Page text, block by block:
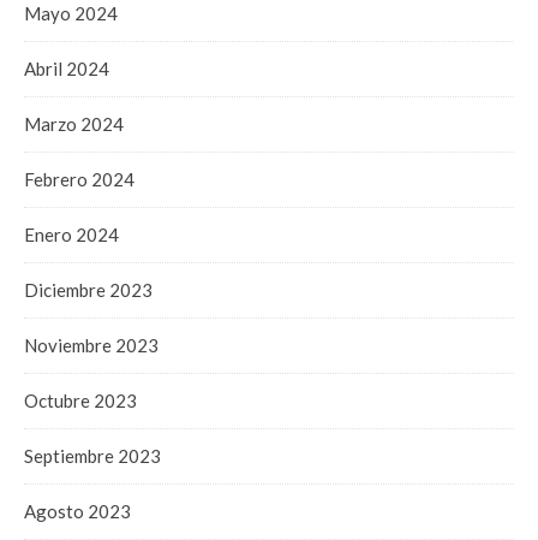
Mayo 2024
Abril 2024
Marzo 2024
Febrero 2024
Enero 2024
Diciembre 2023
Noviembre 2023
Octubre 2023
Septiembre 2023
Agosto 2023